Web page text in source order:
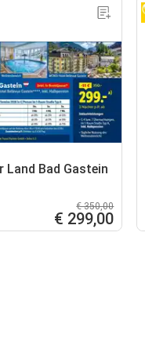
Land Bad Gastein
€ 350,00
€ 299,00